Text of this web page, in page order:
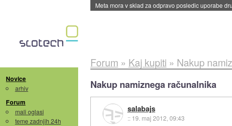
ByteDance trenira največji model umetne
Novice
arhiv
Forum
mali oglasi
teme zadnjih 24h
Forum » Kaj kupiti » Nakup
Nakup namiznega računalnika
salabajs
:: 19. maj 2012, 09:43